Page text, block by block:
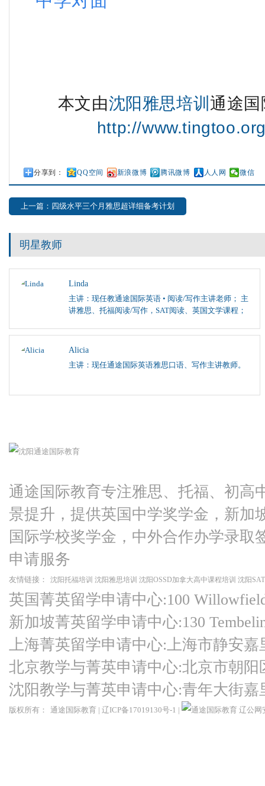
本文由沈阳雅思培训 通途
http://
分享到： QQ空间 新浪微博 腾讯微博 人人网 微信
上一篇：四级水平三个月雅思超详细备考计划
明星教师
Linda
主讲：现任教通途国际英语 • 阅读/写作主讲老师； 主
讲雅思、托福阅读/写作，SAT阅读、英国文学课程；
Alicia
主讲：现任通途国际英语雅思口语、写作主讲教师。
通途国际教育专注雅思、托福、初高
景提升，提供英国中学奖学金，新加
国际学校奖学金，中外合作办学录取
申请服务
友情链接： 沈阳托福培训 沈阳雅思培训 沈阳OSSD加拿大高中课程培训 沈阳
英国菁英留学申请中心:100
新加坡菁英留学申请中心:130
上海菁英留学申请中心:上海市静安嘉
北京教学与菁英申请中心:北京市朝
沈阳教学与菁英申请中心:青年大街
版权所有： 通途国际教育 | 辽ICP备17019130号-1 | 辽公网